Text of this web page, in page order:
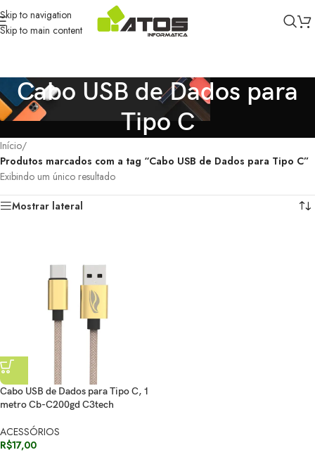
Skip to navigation
Skip to main content
Cabo USB de Dados para
Tipo C
Início/
Produtos marcados com a tag “Cabo USB de Dados para Tipo C”
Exibindo um único resultado
Mostrar lateral
Cabo USB de Dados para Tipo C, 1
metro Cb-C200gd C3tech
ACESSÓRIOS
R$17,00